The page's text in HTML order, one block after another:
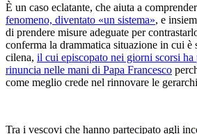
È un caso eclatante, che aiuta a
fenomeno, diventato «un sistema», e
di prendere misure adeguate per
conferma la drammatica situazione in cui è
cilena, il cui episcopato nei giorni scorsi ha
rinuncia nelle mani di Papa Francesco
come meglio crede nel rinnovare le
Tra i vescovi che hanno partecipato agli